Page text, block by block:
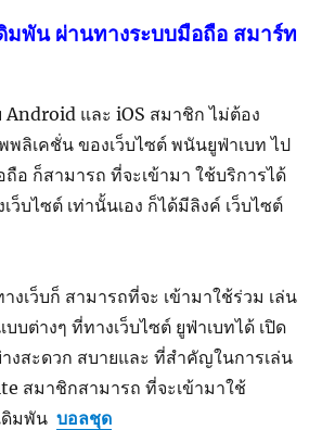
ดิมพัน ผ่านทางระบบมือถือ สมาร์ท
Android และ iOS สมาชิก ไม่ต้อง
ลิเคชั่น ของเว็บไซต์ พนันยูฟ่าเบท ไป
อ ก็สามารถ ที่จะเข้ามา ใช้บริการได้
เว็บไซต์ เท่านั้นเอง ก็ได้มีลิงค์ เว็บไซต์
งเว็บก็ สามารถที่จะ เข้ามาใช้ร่วม เล่น
บต่างๆ ที่ทางเว็บไซต์ ยูฟ่าเบทได้ เปิด
งสะดวก สบายและ ที่สำคัญในการเล่น
สมาชิกสามารถ ที่จะเข้ามาใช้
เดิมพันบอลชุด